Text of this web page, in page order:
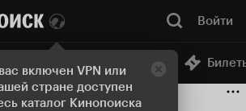
включен VPN или
стране доступен
каталог Кинопоиска
Войти
Онлайн-кинотеатр